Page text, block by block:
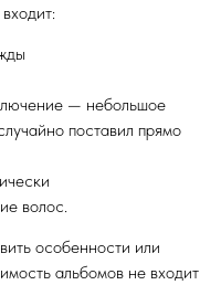
— небольшое
поставил прямо
волос.
особенности или
альбомов не входит